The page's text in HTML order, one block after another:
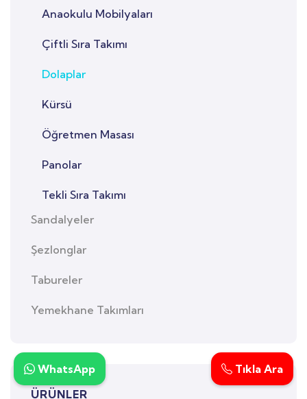
Anaokulu Mobilyaları
Çiftli Sıra Takımı
Dolaplar
Kürsü
Öğretmen Masası
Panolar
Tekli Sıra Takımı
Sandalyeler
Şezlonglar
Tabureler
Yemekhane Takımları
ÜRÜNLER
Tıkla Ara
WhatsApp